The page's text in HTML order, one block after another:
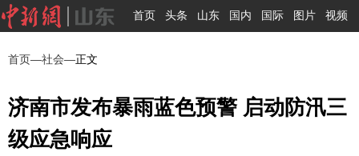
首页 头条 山东 国内 国际 图片 视频
首页—社会—正文
济南市发布暴雨蓝色预警 启动防汛三
级应急响应